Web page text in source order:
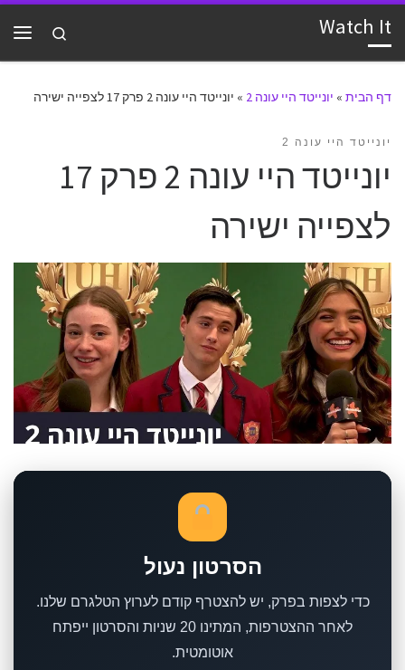
דלג לתוכן Watch It
Search
דף הבית » יונייטד היי עונה 2 » יונייטד היי עונה 2 פרק 17 לצפייה ישירה
יונייטד היי עונה 2
יונייטד היי עונה 2 פרק 17
לצפייה ישירה
הסרטון נעול
כדי לצפות בפרק, יש להצטרף קודם לערוץ הטלגרם שלנו.
לאחר ההצטרפות, המתינו 20 שניות והסרטון ייפתח
אוטומטית.